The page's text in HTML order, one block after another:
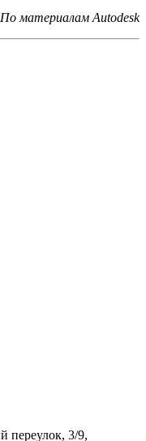
По материалам Autodesk
переулок, 3/9,